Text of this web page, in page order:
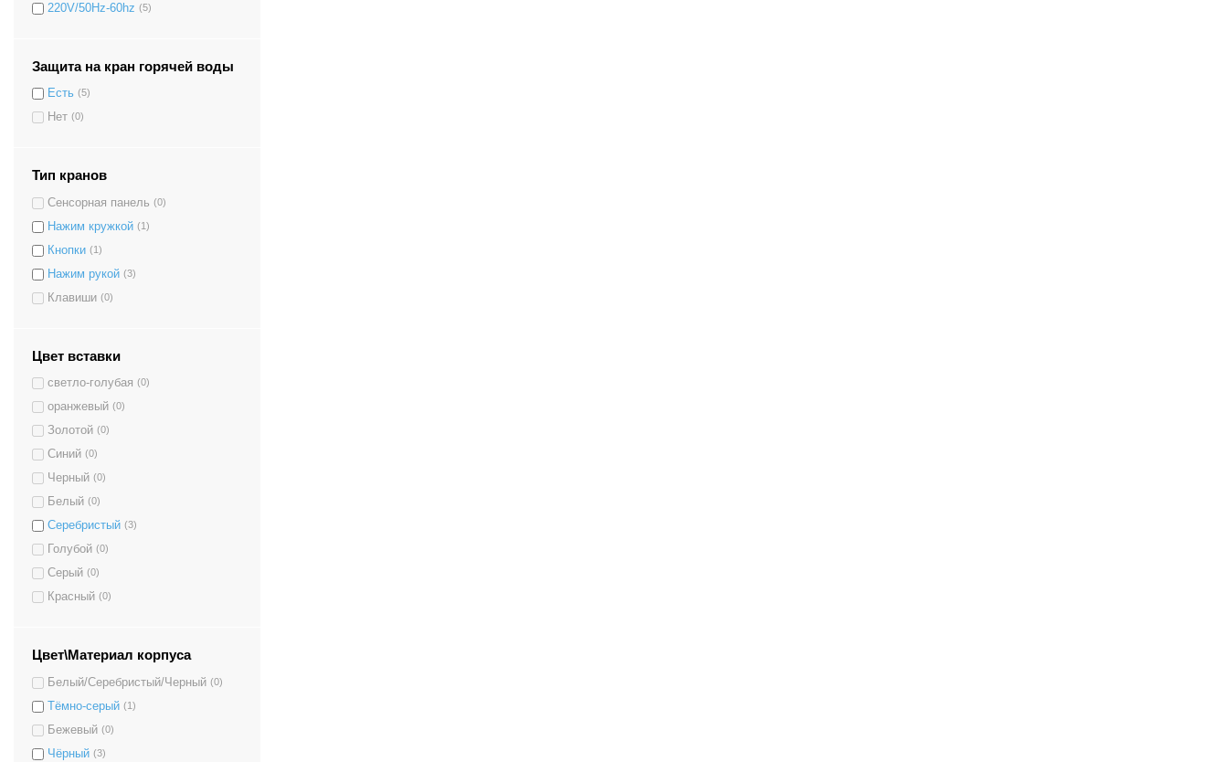
220V/50Hz-60hz (5)
Защита на кран горячей воды
Есть (5)
Нет (0)
Тип кранов
Сенсорная панель (0)
Нажим кружкой (1)
Кнопки (1)
Нажим рукой (3)
Клавиши (0)
Цвет вставки
светло-голубая (0)
оранжевый (0)
Золотой (0)
Синий (0)
Черный (0)
Белый (0)
Серебристый (3)
Голубой (0)
Серый (0)
Красный (0)
Цвет\Материал корпуса
Белый/Серебристый/Черный (0)
Тёмно-серый (1)
Бежевый (0)
Чёрный (3)